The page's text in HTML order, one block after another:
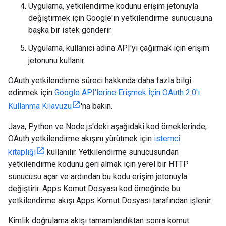
Uygulama, yetkilendirme kodunu erişim jetonuyla
değiştirmek için Google'ın yetkilendirme sunucusuna
başka bir istek gönderir.
Uygulama, kullanıcı adına API'yi çağırmak için erişim
jetonunu kullanır.
OAuth yetkilendirme süreci hakkında daha fazla bilgi
edinmek için Google API'lerine Erişmek İçin OAuth 2.0'ı
Kullanma Kılavuzu
'na bakın.
Java, Python ve Node.js'deki aşağıdaki kod örneklerinde,
OAuth yetkilendirme akışını yürütmek için istemci
kitaplığı
kullanılır. Yetkilendirme sunucusundan
yetkilendirme kodunu geri almak için yerel bir HTTP
sunucusu açar ve ardından bu kodu erişim jetonuyla
değiştirir. Apps Komut Dosyası kod örneğinde bu
yetkilendirme akışı Apps Komut Dosyası tarafından işlenir.
Kimlik doğrulama akışı tamamlandıktan sonra komut